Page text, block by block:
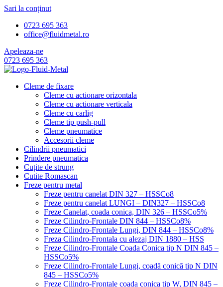
Sari la conținut
0723 695 363
office@fluidmetal.ro
Apeleaza-ne
0723 695 363
Cleme de fixare
Cleme cu actionare orizontala
Cleme cu actionare verticala
Cleme cu carlig
Cleme tip push-pull
Cleme pneumatice
Accesorii cleme
Cilindrii pneumatici
Prindere pneumatica
Cuțite de strung
Cutite Romascan
Freze pentru metal
Freze pentru canelat DIN 327 – HSSCo8
Freze pentru canelat LUNGI – DIN327 – HSSCo8
Freze Canelat, coada conica, DIN 326 – HSSCo5%
Freze Cilindro-Frontale DIN 844 – HSSCo8%
Freze Cilindro-Frontale Lungi, DIN 844 – HSSCo8%
Freza Cilindro-Frontala cu alezaj DIN 1880 – HSS
Freze Cilindro-Frontale Coada Conica tip N DIN 845 –
HSSCo5%
Freze Cilindro-Frontale Lungi, coadă conică tip N DIN
845 – HSSCo5%
Freze Cilindro-Frontale coada conica tip W, DIN 845 –